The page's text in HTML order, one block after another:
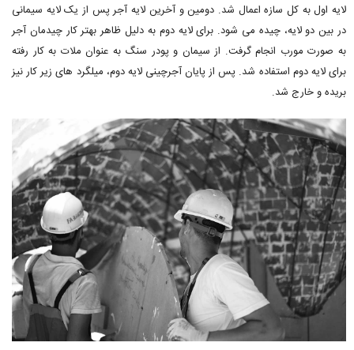
لایه اول به کل سازه اعمال شد. دومین و آخرین لایه آجر پس از یک لایه سیمانی
در بین دو لایه، چیده می شود. برای لایه دوم به دلیل ظاهر بهتر کار چیدمان آجر
به صورت مورب انجام گرفت. از سیمان و پودر سنگ به عنوان ملات به کار رفته
برای لایه دوم استفاده شد. پس از پایان آجرچینی لایه دوم، میلگرد های زیر کار نیز
بریده و خارج شد.